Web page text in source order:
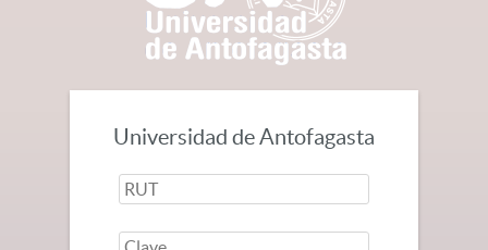
Universidad de Antofagasta